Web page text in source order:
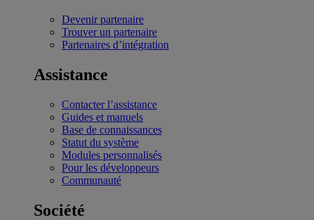
Devenir partenaire
Trouver un partenaire
Partenaires d’intégration
Assistance
Contacter l’assistance
Guides et manuels
Base de connaissances
Statut du système
Modules personnalisés
Pour les développeurs
Communauté
Société